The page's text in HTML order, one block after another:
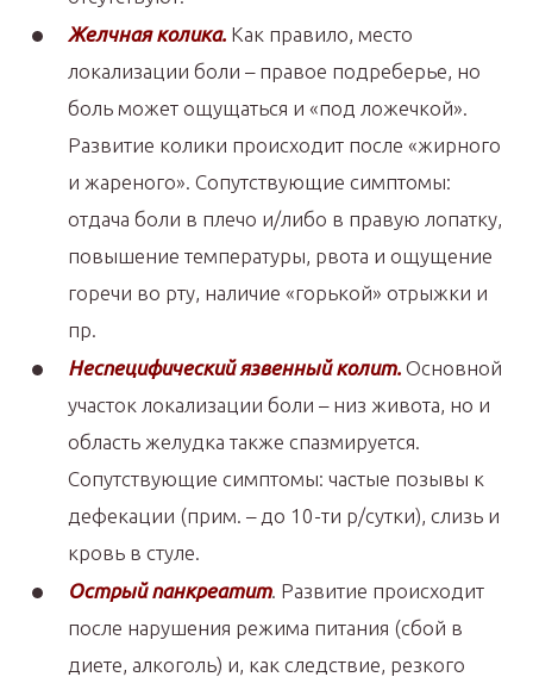
Желчная колика. Как правило, место
локализации боли – правое подреберье, но
боль может ощущаться и «под ложечкой».
Развитие колики происходит после «жирного
и жареного». Сопутствующие симптомы:
отдача боли в плечо и/либо в правую лопатку,
повышение температуры, рвота и ощущение
горечи во рту, наличие «горькой» отрыжки и
пр.
Неспецифический язвенный колит. Основной
участок локализации боли – низ живота, но и
область желудка также спазмируется.
Сопутствующие симптомы: частые позывы к
дефекации (прим. – до 10-ти р/сутки), слизь и
кровь в стуле.
Острый панкреатит. Развитие происходит
после нарушения режима питания (сбой в
диете, алкоголь) и, как следствие, резкого